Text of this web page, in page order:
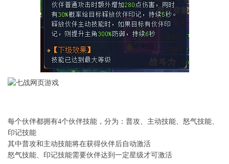
每个伙伴都拥有4个伙伴技能，分为：普攻、主动技能、怒气技能、
印记技能
其中普攻和主动技能将在获得伙伴后自动激活
怒气技能、印记技能需要伙伴达到一定星级才可激活